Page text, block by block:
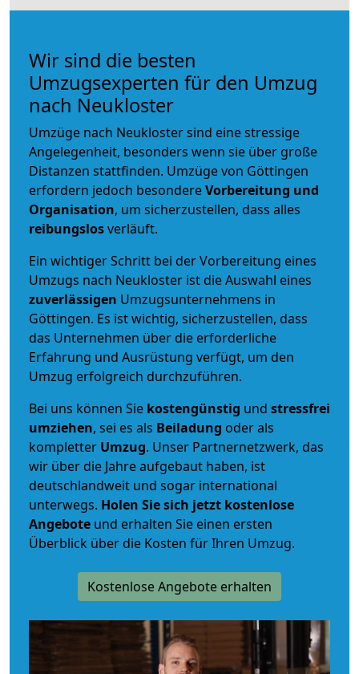
Wir sind die besten
Umzugsexperten für den Umzug
nach Neukloster
Umzüge nach Neukloster sind eine stressige
Angelegenheit, besonders wenn sie über große
Distanzen stattfinden. Umzüge von Göttingen
erfordern jedoch besondereVorbereitung und
Organisation, um sicherzustellen, dass alles
reibungslosverläuft.
Ein wichtiger Schritt bei der Vorbereitung eines
Umzugs nach Neukloster ist die Auswahl eines
zuverlässigen Umzugsunternehmens in
Göttingen. Es ist wichtig, sicherzustellen, dass
das Unternehmen über die erforderliche
Erfahrung und Ausrüstung verfügt, um den
Umzug erfolgreich durchzuführen.
Bei uns können Sie kostengünstig und stressfrei
umziehen, sei es als Beiladung oder als
kompletter Umzug. Unser Partnernetzwerk, das
wir über die Jahre aufgebaut haben, ist
deutschlandweit und sogar international
unterwegs. Holen Sie sich jetzt kostenlose
Angebote und erhalten Sie einen ersten
Überblick über die Kosten für Ihren Umzug.
Kostenlose Angebote erhalten